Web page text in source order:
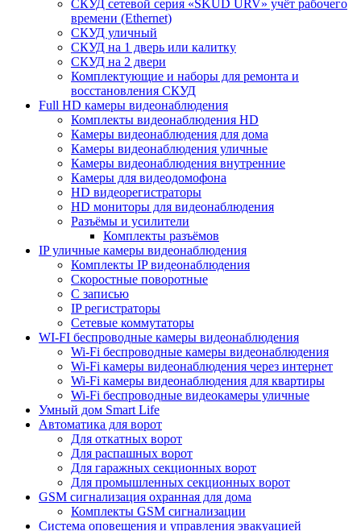
СКУД сетевой серия «SKUD URV» учёт рабочего
времени (Ethernet)
СКУД уличный
СКУД на 1 дверь или калитку
СКУД на 2 двери
Комплектующие и наборы для ремонта и
восстановления СКУД
Full HD камеры видеонаблюдения
Комплекты видеонаблюдения HD
Камеры видеонаблюдения для дома
Камеры видеонаблюдения уличные
Камеры видеонаблюдения внутренние
Камеры для видеодомофона
HD видеорегистраторы
HD мониторы для видеонаблюдения
Разъёмы и усилители
Комплекты разъёмов
IP уличные камеры видеонаблюдения
Комплекты IP видеонаблюдения
Скоростные поворотные
С записью
IP регистраторы
Сетевые коммутаторы
WI-FI беспроводные камеры видеонаблюдения
Wi-Fi беспроводные камеры видеонаблюдения
Wi-Fi камеры видеонаблюдения через интернет
Wi-Fi камеры видеонаблюдения для квартиры
Wi-Fi беспроводные видеокамеры уличные
Умный дом Smart Life
Автоматика для ворот
Для откатных ворот
Для распашных ворот
Для гаражных секционных ворот
Для промышленных секционных ворот
GSM сигнализация охранная для дома
Комплекты GSM сигнализации
Cистема оповещения и управления эвакуацией